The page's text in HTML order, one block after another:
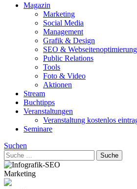
Magazin
Marketing
Social Media
Management
Grafik & Design
SEO & Webseitenoptimierung
Public Relations
Tools
Foto & Video
Aktionen
Stream
Buchtipps
Veranstaltungen
Veranstaltung kostenlos
Seminare
Suchen
Marketing